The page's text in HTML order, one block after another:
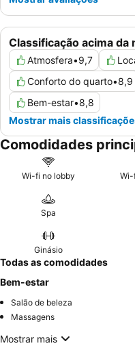
Classificação acima da
Atmosfera•9,7
Conforto do quarto•8,9
Bem-estar•8,8
Mostrar mais
Comodidades
Wi-fi no lobby Wi-
Spa
Ginásio
Todas as comodidades
Bem-estar
Salão de beleza
Massagens
Mostrar mais